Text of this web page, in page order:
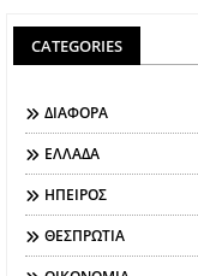
CATEGORIES
ΔΙΑΦΟΡΑ
ΕΛΛΑΔΑ
ΗΠΕΙΡΟΣ
ΘΕΣΠΡΩΤΙΑ